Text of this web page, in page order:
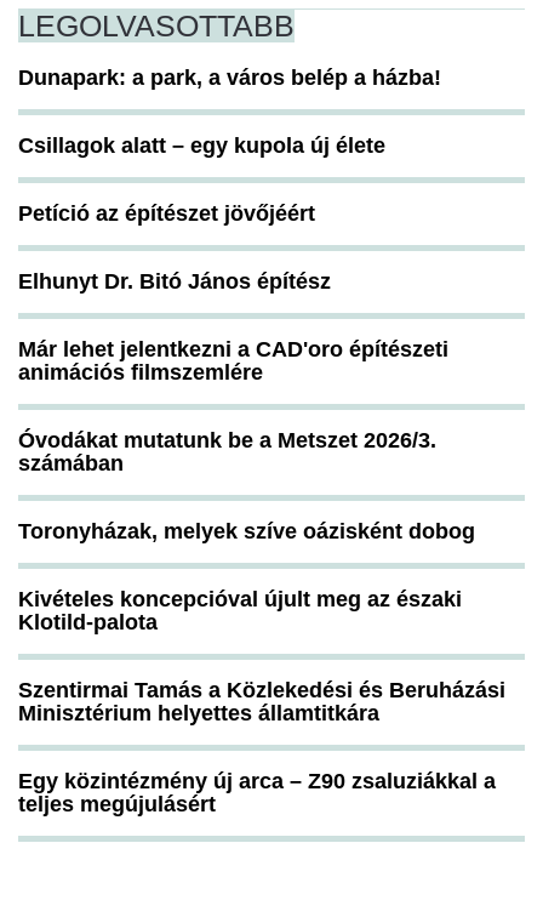
LEGOLVASOTTABB
Dunapark: a park, a város belép a házba!
Csillagok alatt – egy kupola új élete
Petíció az építészet jövőjéért
Elhunyt Dr. Bitó János építész
Már lehet jelentkezni a CAD'oro építészeti
animációs filmszemlére
Óvodákat mutatunk be a Metszet 2026/3.
számában
Toronyházak, melyek szíve oázisként dobog
Kivételes koncepcióval újult meg az északi
Klotild-palota
Szentirmai Tamás a Közlekedési és Beruházási
Minisztérium helyettes államtitkára
Egy közintézmény új arca – Z90 zsaluziákkal a
teljes megújulásért